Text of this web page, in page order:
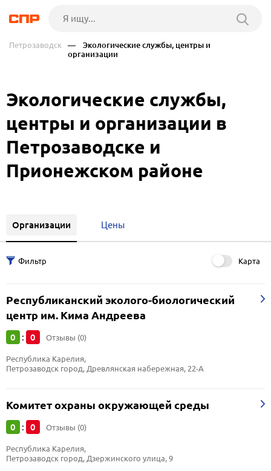
Петрозаводск
— Экологические службы, центры и
организации
Экологические службы,
центры и организации в
Петрозаводске и
Прионежском районе
Организации Цены
Карта
Республиканский эколого-биологический
центр им. Кима Андреева
0 : 0 Отзывы (0)
Республика Карелия,
Петрозаводск город, Древлянская набережная, 22-А
Комитет охраны окружающей среды
0 : 0 Отзывы (0)
Республика Карелия,
Петрозаводск город, Дзержинского улица, 9